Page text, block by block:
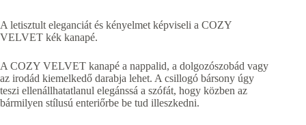
A letisztult eleganciát és kényelmet képviseli a COZY
VELVET kék kanapé.
A COZY VELVET kanapé a nappalid, a dolgozószobád vagy
az irodád kiemelkedő darabja lehet. A csillogó bársony úgy
teszi ellenállhatatlanul elegánssá a szófát, hogy közben az
bármilyen stílusú enteriőrbe be tud illeszkedni.